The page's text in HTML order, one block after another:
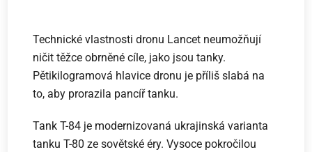
Technické vlastnosti dronu Lancet neumožňují
ničit těžce obrněné cíle, jako jsou tanky.
Pětikilogramová hlavice dronu je příliš slabá na
to, aby prorazila pancíř tanku.
Tank T-84 je modernizovaná ukrajinská varianta
tanku T-80 ze sovětské éry. Vysoce pokročilou